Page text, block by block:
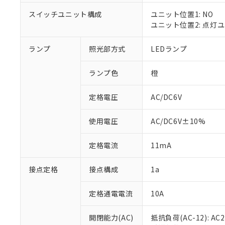
スイッチユニット構成
ユニット位置1: NO
ユニット位置2: 点灯
ランプ 照光部方式 LEDランプ
ランプ色 橙
定格電圧 AC/DC6V
使用電圧 AC/DC6V±10%
定格電流 11mA
接点定格 接点構成 1a
定格通電電流 10A
開閉能力(AC)
抵抗負荷(AC-12):
ご利用条件
本サービス
くものです。
当社制御機
在庫状況お
当社販売員
在庫状況お
ている必要
対応済み：EU
対応予定：EU
対応予定なし：
非該当品：ライセ
仕入先様の事情に
*EU RoHS指令（10物質
鉛(Pb) 1000ppm以下、
六価クロム(Cr(Ⅵ))
フタル酸ビス(2-エチル
ル（DBP） 1000ppm
但し、RoHS指令で産業
フタル酸エステル類の
※2 対応予定月
部品在庫の切り替
※1 中国
「×」：最大均質
「－」：未確認で
Pb(鉛) :1000ppm、 Hg(
DEHP(フタル酸ビス(2-
「ｅ」：有害物質
「10」：通常の使
味します。
当社は、こ
う）を輸出
などの必要
当社は規制
たしません。
記
号
○ 一定数
△ 一定数
－
在庫な
空
受注生